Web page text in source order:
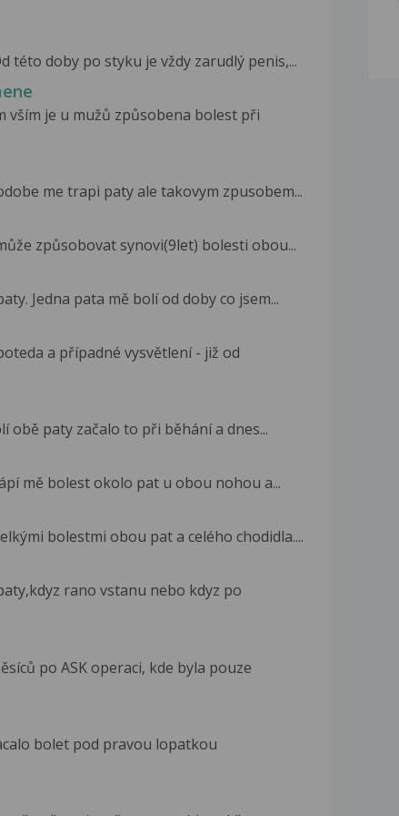
této doby po styku je vždy zarudlý penis,...
vším je u mužů způsobena bolest při
me trapi paty ale takovym zpusobem...
způsobovat synovi(9let) bolesti obou...
Jedna pata mě bolí od doby co jsem...
a případné vysvětlení - již od
obě paty začalo to při běhání a dnes...
mě bolest okolo pat u obou nohou a...
bolestmi obou pat a celého chodidla....
rano vstanu nebo kdyz po
po ASK operaci, kde byla pouze
bolet pod pravou lopatkou